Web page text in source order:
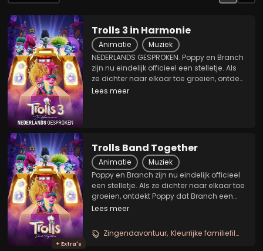
Trolls 3 in Harmonie
Animatie
Muziek
NEDERLANDS GESPROKEN. Poppy en Branch
zijn nu eindelijk officieel een stelletje. Als
ze dichter naar elkaar toe groeien, ontdekt
Poppy dat Branch een geheim verleden
Lees meer
+ Extra's
Trolls Band Together
Animatie
Muziek
Poppy en Branch zijn nu eindelijk officieel
een stelletje. Als ze dichter naar elkaar toe
groeien, ontdekt Poppy dat Branch een
geheim verleden heeft. Hij maakte ooit
BroZone, samen met zijn vier broers:....
Lees meer
Zingendavontuur Kleurrijke familiefilm